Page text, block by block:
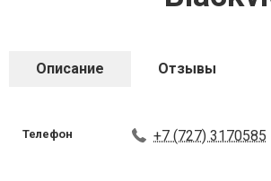
Описание Отзывы
Телефон +7 (727) 3170585